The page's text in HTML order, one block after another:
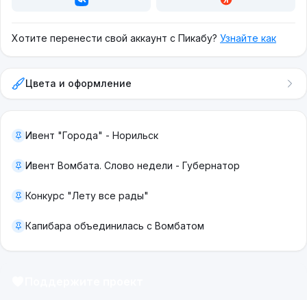
Хотите перенести свой аккаунт с Пикабу? Узнайте как
Цвета и оформление
Ивент "Города" - Норильск
Ивент Вомбата. Слово недели - Губернатор
Конкурс "Лету все рады"
Капибара объединилась с Вомбатом